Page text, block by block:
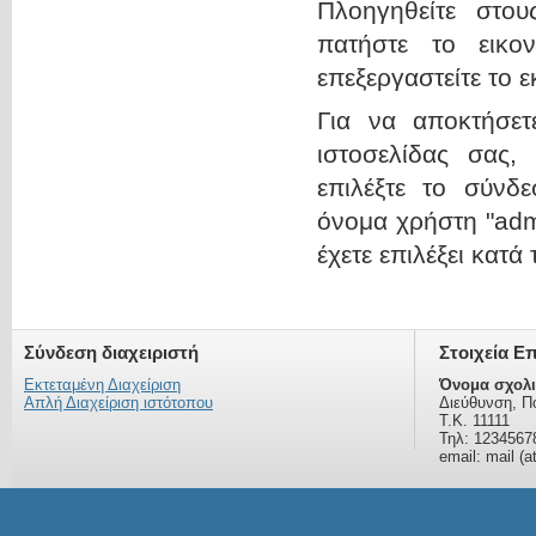
Πλοηγηθείτε
πατήστε το
επεξεργαστείτε το
Για να
ιστοσελίδας
επιλέξτε το
όνομα χρήστη
έχετε επιλέξει
Σύνδεση διαχειριστή
Εκτεταμένη Διαχείριση
Απλή Διαχείριση ιστότοπου
Στοιχεία
Όνομα
Διεύθυνση,
Τ.Κ. 11111
Τηλ:
email: mail